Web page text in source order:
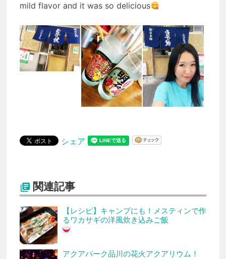
mild flavor and it was so delicious
シェア
 関連記事
【レシピ】キャンプにも！メスティンで作
るワカサギの洋風炊き込みご飯
アクアパーク品川の花火アクアリウム！